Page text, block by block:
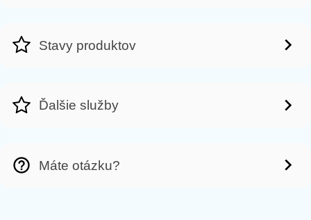
Stavy produktov
Ďalšie služby
Máte otázku?